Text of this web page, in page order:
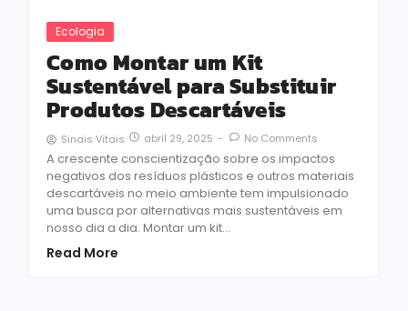
Ecologia
Como Montar um Kit
Sustentável para Substituir
Produtos Descartáveis
Sinais Vitais abril 29, 2025 - No Comments
A crescente conscientização sobre os impactos
negativos dos resíduos plásticos e outros materiais
descartáveis no meio ambiente tem impulsionado
uma busca por alternativas mais sustentáveis em
nosso dia a dia. Montar um kit...
Read More